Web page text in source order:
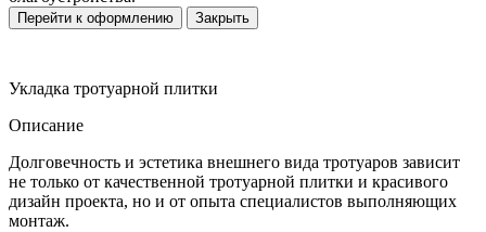
Перейти к оформлению Закрыть
Укладка тротуарной плитки
Описание
Долговечность и эстетика внешнего вида тротуаров зависит
не только от качественной тротуарной плитки и красивого
дизайн проекта, но и от опыта специалистов выполняющих
монтаж.